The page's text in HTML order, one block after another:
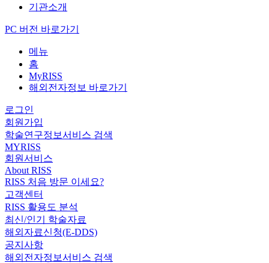
기관소개
PC 버전 바로가기
메뉴
홈
MyRISS
해외전자정보 바로가기
로그인
회원가입
학술연구정보서비스 검색
MYRISS
회원서비스
About RISS
RISS 처음 방문 이세요?
고객센터
RISS 활용도 분석
최신/인기 학술자료
해외자료신청(E-DDS)
공지사항
해외전자정보서비스 검색